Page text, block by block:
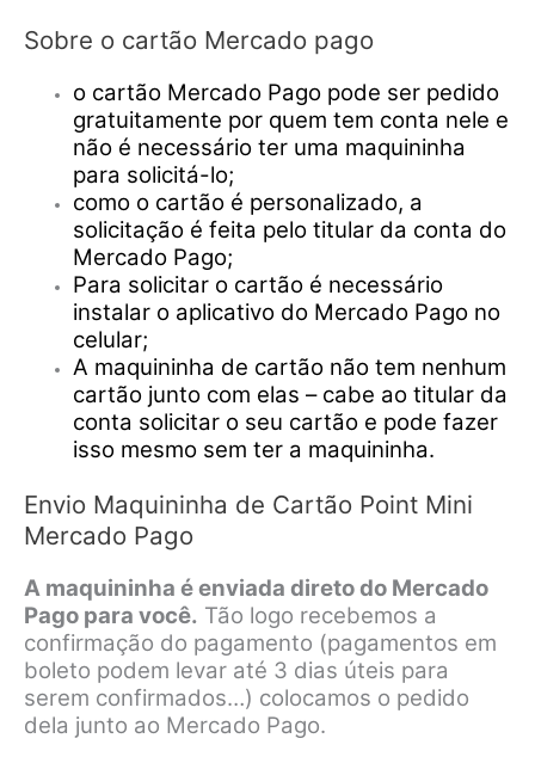
Sobre o cartão Mercado pago
o cartão Mercado Pago pode ser pedido
gratuitamente por quem tem conta nele e
não é necessário ter uma maquininha
para solicitá-lo;
como o cartão é personalizado, a
solicitação é feita pelo titular da conta do
Mercado Pago;
Para solicitar o cartão é necessário
instalar o aplicativo do Mercado Pago no
celular;
A maquininha de cartão não tem nenhum
cartão junto com elas – cabe ao titular da
conta solicitar o seu cartão e pode fazer
isso mesmo sem ter a maquininha.
Envio Maquininha de Cartão Point Mini
Mercado Pago
A maquininha é enviada direto do Mercado
Pago para você. Tão logo recebemos a
confirmação do pagamento (pagamentos em
boleto podem levar até 3 dias úteis para
serem confirmados…) colocamos o pedido
dela junto ao Mercado Pago.